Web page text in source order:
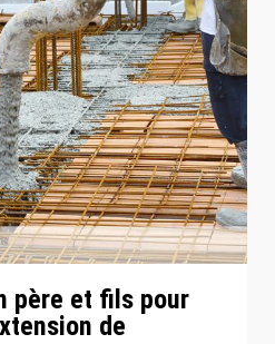
père et fils pour
de